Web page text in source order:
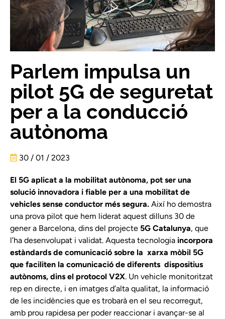
Parlem impulsa un
pilot 5G de seguretat
per a la conducció
autònoma
30 / 01 / 2023
El 5G aplicat a la mobilitat autònoma, pot ser una
solució innovadora i fiable per a una mobilitat de
vehicles sense conductor més segura. Així ho demostra
una prova pilot que hem liderat aquest dilluns 30 de
gener a Barcelona, dins del projecte 5G Catalunya, que
l’ha desenvolupat i validat. Aquesta tecnologia incorpora
estàndards de comunicació sobre la xarxa mòbil 5G
que faciliten la comunicació de diferents dispositius
autònoms, dins el protocol V2X. Un vehicle monitoritzat
rep en directe, i en imatges d’alta qualitat, la informació
de les incidències que es trobarà en el seu recorregut,
amb prou rapidesa per poder reaccionar i avançar-se al